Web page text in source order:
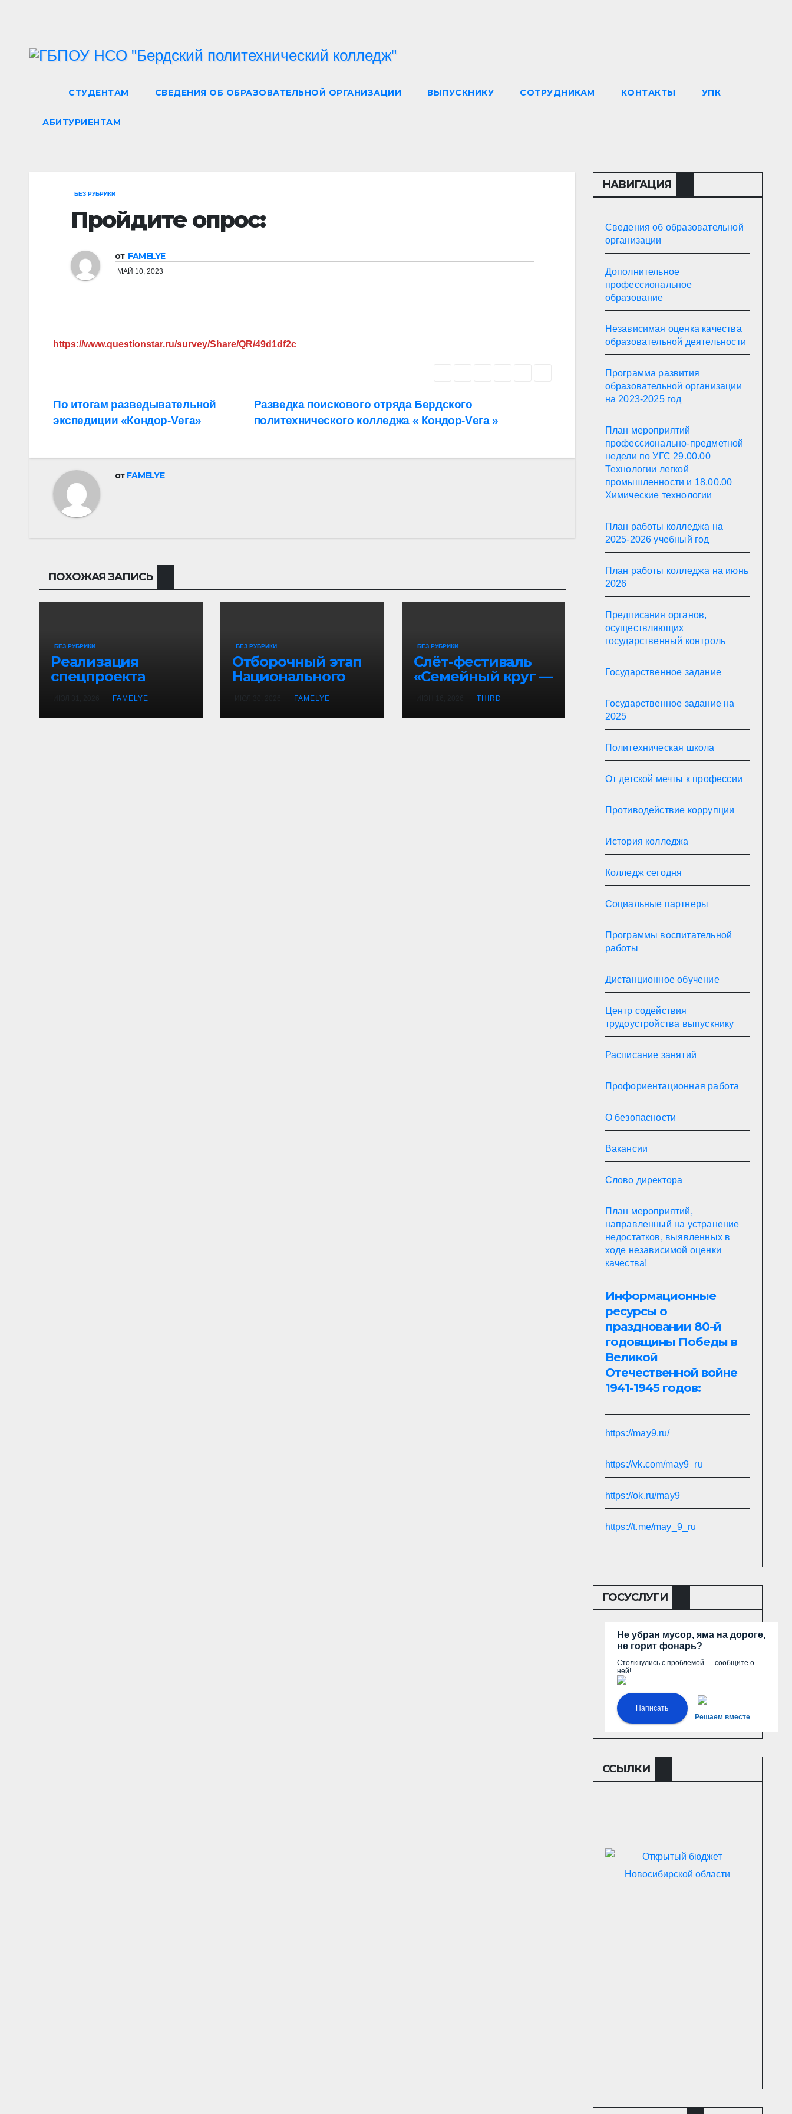
СТУДЕНТАМ СВЕДЕНИЯ ОБ ОБРАЗОВАТЕЛЬНОЙ ОРГАНИЗАЦИИ ВЫПУСКНИКУ СОТРУДНИКАМ КОНТАКТЫ УПК
АБИТУРИЕНТАМ
БЕЗ РУБРИКИ
Пройдите опрос:
от FAMELYE
МАЙ 10, 2023
https://www.questionstar.ru/survey/Share/QR/49d1df2c
Навигация
записям
Разведка поискового отряда Бердского
политехнического колледжа « Кондор-Vега »
По итогам разведывательной
экспедиции «Кондор-Vега»
от FAMELYE
ПОХОЖАЯ ЗАПИСЬ
БЕЗ РУБРИКИ
Реализация
спецпроекта
будущее»:
студенты
FAMELYE
БЕЗ РУБРИКИ
Отборочный этап
Национального
чемпионата
«Абилимпикс»:
успехи и
FAMELYE
БЕЗ РУБРИКИ
Слёт-фестиваль
«Семейный круг —
THIRD
НАВИГАЦИЯ
Сведения об образовательной
организации
Дополнительное
профессиональное
образование
Независимая оценка качества
образовательной деятельности
Программа развития
образовательной организации
на 2023-2025 год
План мероприятий
профессионально-предметной
недели по УГС 29.00.00
Технологии легкой
промышленности и 18.00.00
Химические технологии
План работы колледжа на
2025-2026 учебный год
План работы колледжа на июнь
2026
Предписания органов,
осуществляющих
государственный контроль
Государственное задание
Государственное задание на
2025
Политехническая школа
От детской мечты к профессии
Противодействие коррупции
История колледжа
Колледж сегодня
Социальные партнеры
Программы воспитательной
работы
Дистанционное обучение
Центр содействия
трудоустройства выпускнику
Расписание занятий
Профориентационная работа
О безопасности
Вакансии
Слово директора
План мероприятий,
направленный на устранение
недостатков, выявленных в
ходе независимой оценки
качества!
Информационные
ресурсы о
праздновании 80-й
годовщины Победы в
Великой
Отечественной войне
1941-1945 годов:
https://may9.ru/
https://vk.com/may9_ru
https://ok.ru/may9
https://t.me/may_9_ru
ГОСУСЛУГИ
Не убран мусор, яма на дороге,
не горит фонарь?
Столкнулись с проблемой — сообщите о
ней!
Написать
Решаем вместе
ССЫЛКИ